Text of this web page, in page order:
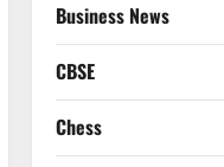
Business News
CBSE
Chess